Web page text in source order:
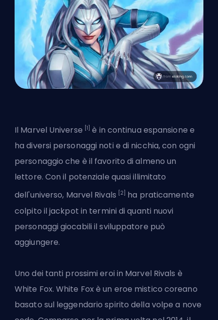
Il Marvel Universe [1] è in continua espansione e
ha diversi personaggi noti e di nicchia, con ogni
personaggio che è il favorito di almeno un
lettore. Con il potenziale quasi illimitato
dell'universo, Marvel Rivals
[2]
ha praticamente
colpito il jackpot in termini di quanti nuovi
personaggi giocabili il sviluppatore può
aggiungere.
Uno dei tanti prossimi eroi in Marvel Rivals è
White Fox. White Fox è un eroe mistico coreano
basato sul leggendario spirito della volpe a nove